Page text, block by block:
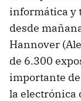
informática y
desde
Hannover
de 6.300
importante
la electrónica